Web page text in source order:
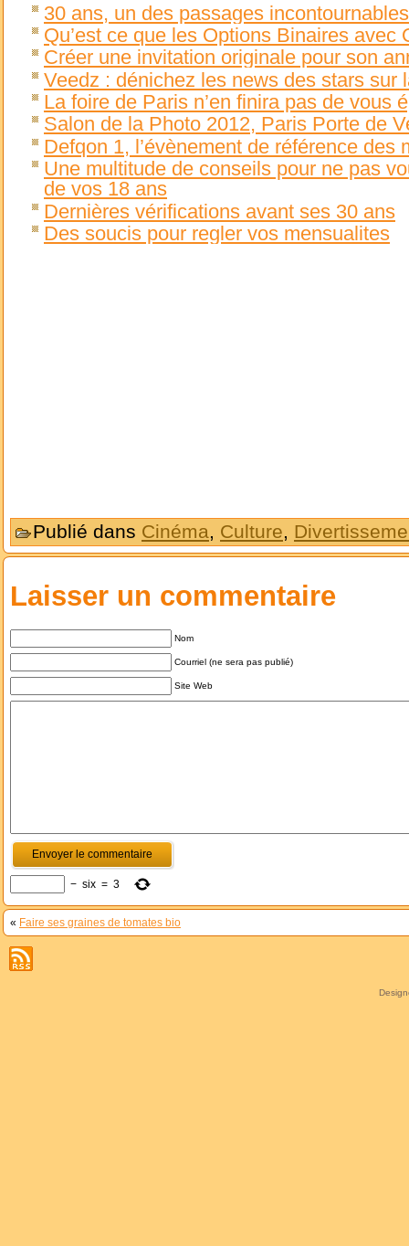
30 ans, un des passages
Qu’est ce que les Options Binaires avec
Créer une invitation originale pour son
Veedz : dénichez les news des stars sur
La foire de Paris n’en finira pas de vous
Salon de la Photo 2012, Paris Porte de
Defqon 1, l’évènement de référence des
Une multitude de conseils pour ne pas
de vos 18 ans
Dernières vérifications avant ses 30 ans
Des soucis pour regler vos mensualites
Publié dans Cinéma, Culture,
Laisser un commentaire
Nom
Courriel (ne sera pas publié)
Site Web
− six = 3
« Faire ses graines de tomates bio